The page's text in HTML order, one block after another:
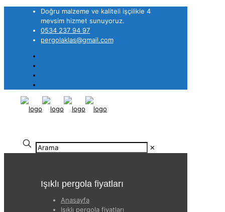
Doğru malzeme ve kaliteli işçilikle 4
mevsim hizmet sunuyoruz.
0534 237 94 97
pergolaklas@gmail.com
✕
Işıklı pergola fiyatları
Anasayfa
Işıklı pergola fiyatları